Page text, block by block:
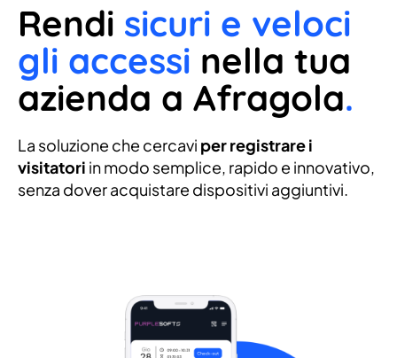
Rendi sicuri e veloci
gli accessi nella tua
azienda a Afragola.
La soluzione che cercavi per registrare i
visitatori in modo semplice, rapido e innovativo,
senza dover acquistare dispositivi aggiuntivi.